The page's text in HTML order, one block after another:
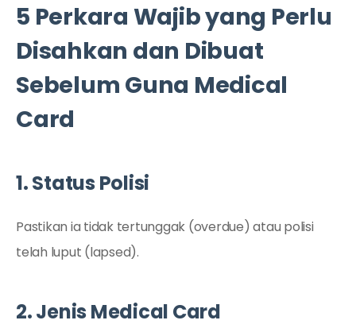
5 Perkara Wajib yang Perlu
Disahkan dan Dibuat
Sebelum Guna Medical
Card
1. Status Polisi
Pastikan ia tidak tertunggak (overdue) atau polisi
telah luput (lapsed).
2. Jenis Medical Card